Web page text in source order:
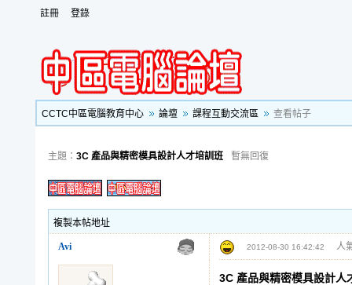
註冊 登錄
CCTC中區電腦教育中心 論壇 課程互動交流區 查看帖子
主題： 3C 產品與精密模具設計人才培訓班 暫無回復
複製本帖地址
Avi 2012-08-30 16:42:42 人
3C 產品與精密模具設計人